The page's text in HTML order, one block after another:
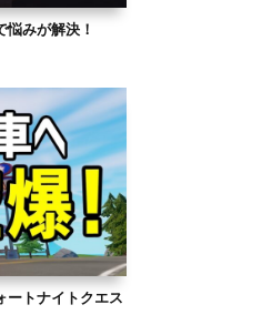
みが解決！
ートナイトクエス